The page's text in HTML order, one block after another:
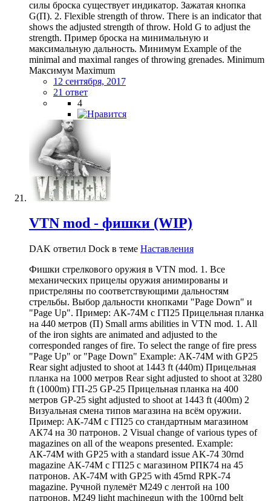
силы броска существует индикатор. Зажатая кнопка
G(П). 2. Flexible strength of throw. There is an indicator that
shows the adjusted strength of throw. Hold G to adjust the
strength. Пример броска на минимальную и
максимальную дальность. Минимум Example of the
minimal and maximal ranges of throwing grenades. Minimum
Максимум Maximum
12 сентября, 2017
21 ответ
4
VTN mod - фишки (WIP)
DAK ответил Dock в теме Наставления
Фишки стрелкового оружия в VTN mod. 1. Все
механических прицелы оружия анимированы и
пристреляны по соответствующими дальностям
стрельбы. Выбор дальности кнопками "Page Down" и
"Page Up". Пример: АК-74М с ГП25 Прицельная планка
на 440 метров (П) Small arms abilities in VTN mod. 1. All
of the iron sights are animated and adjusted to the
corresponded ranges of fire. To select the range of fire press
"Page Up" or "Page Down" Example: АК-74М with GP25
Rear sight adjusted to shoot at 1443 ft (440m) Прицельная
планка на 1000 метров Rear sight adjusted to shoot at 3280
ft (1000m) ГП-25 GP-25 Прицельная планка на 400
метров GP-25 sight adjusted to shoot at 1443 ft (400m) 2
Визуальная смена типов магазина на всём оружии.
Пример: АК-74М с ГП25 со стандартным магазином
АК74 на 30 патронов. 2 Visual change of various types of
magazines on all of the weapons presented. Example:
АК-74М with GP25 with a standard issue AK-74 30rnd
magazine АК-74М с ГП25 с магазином РПК74 на 45
патронов. АК-74М with GP25 with 45rnd RPK-74
magazine. Ручной пулемёт М249 с лентой на 100
патронов. M249 light machinegun with the 100rnd belt